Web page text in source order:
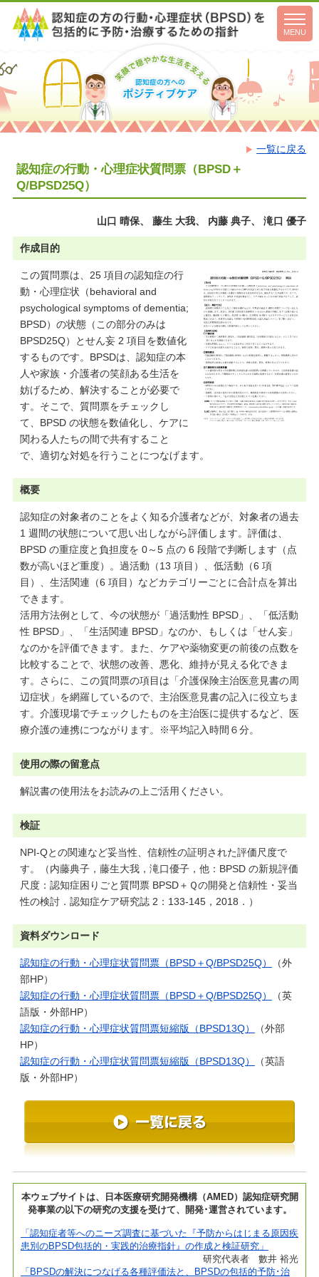
toggle
MENU
一覧に戻る
認知症の行動・心理症状質問票（BPSD＋
Q/BPSD25Q）
山口 晴保、 藤生 大我、 内藤 典子、 滝口 優子
作成目的
この質問票は、25 項目の認知症の行
動・心理症状（behavioral and
psychological symptoms of dementia;
BPSD）の状態（この部分のみは
BPSD25Q）とせん妄 2 項目を数値化
するものです。BPSDは、認知症の本
人や家族・介護者の笑顔ある生活を
妨げるため、解決することが必要で
す。そこで、質問票をチェックし
て、BPSD の状態を数値化し、ケアに
関わる人たちの間で共有すること
で、適切な対処を行うことにつなげます。
概要
認知症の対象者のことをよく知る介護者などが、対象者の過去
1 週間の状態について思い出しながら評価します。評価は、
BPSD の重症度と負担度を 0～5 点の 6 段階で判断します（点
数が高いほど重度）。過活動（13 項目）、低活動（6 項
目）、生活関連（6 項目）などカテゴリーごとに合計点を算出
できます。
活用方法例として、今の状態が「過活動性 BPSD」、「低活動
性 BPSD」、「生活関連 BPSD」なのか、もしくは「せん妄」
なのかを評価できます。また、ケアや薬物変更の前後の点数を
比較することで、状態の改善、悪化、維持が見える化できま
す。さらに、この質問票の項目は「介護保険主治医意見書の周
辺症状」を網羅しているので、主治医意見書の記入に役立ちま
す。介護現場でチェックしたものを主治医に提供するなど、医
療介護の連携につながります。※平均記入時間６分。
使用の際の留意点
解説書の使用法をお読みの上ご活用ください。
検証
NPI-Qとの関連など妥当性、信頼性の証明された評価尺度で
す。（内藤典子，藤生大我，滝口優子，他：BPSD の新規評価
尺度：認知症困りごと質問票 BPSD＋Ｑの開発と信頼性・妥当
性の検討．認知症ケア研究誌 2：133-145，2018．）
資料ダウンロード
認知症の行動・心理症状質問票（BPSD＋Q/BPSD25Q）
（外
部HP）
認知症の行動・心理症状質問票（BPSD＋Q/BPSD25Q）
（英
語版・外部HP）
認知症の行動・心理症状質問票短縮版（BPSD13Q）
（外部
HP）
認知症の行動・心理症状質問票短縮版（BPSD13Q）
（英語
版・外部HP）
本ウェブサイトは、日本医療研究開発機構（AMED）認知症研究開
発事業の以下の研究の支援を受けて、開発･運営されています。
「認知症者等へのニーズ調査に基づいた『予防からはじまる原因疾
患別のBPSD包括的・実践的治療指針』の作成と検証研究」
研究代表者 數井 裕光
「BPSDの解決につなげる各種評価法と、BPSDの包括的予防･治